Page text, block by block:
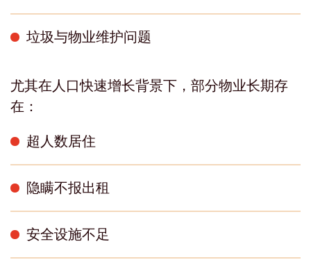
垃圾与物业维护问题
尤其在人口快速增长背景下，部分物业长期存
在：
超人数居住
隐瞒不报出租
安全设施不足